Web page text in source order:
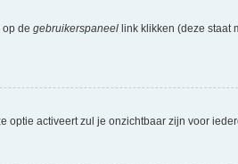
de gebruikerspaneel link klikken (deze staat
optie activeert zul je onzichtbaar zijn voor